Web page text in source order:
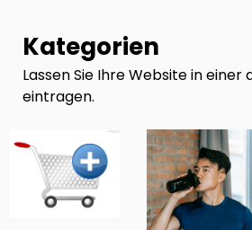
Kategorien
Lassen Sie Ihre Website in einer
eintragen.